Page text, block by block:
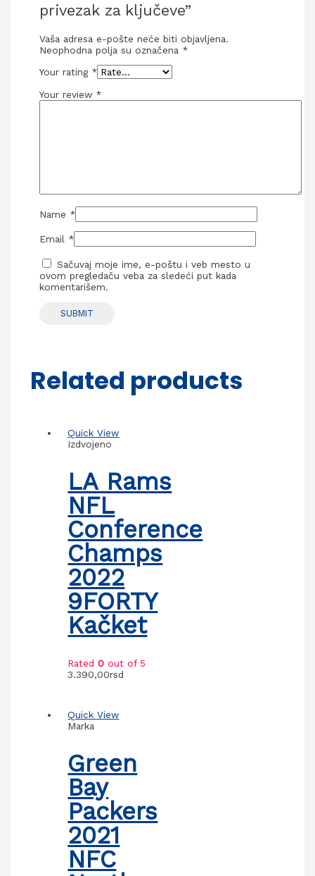
privezak za ključeve”
Vaša adresa e-pošte neće biti objavljena.
Neophodna polja su označena *
Your rating *
Your review *
Name *
Email *
Sačuvaj moje ime, e-poštu i veb mesto u
ovom pregledaču veba za sledeći put kada
komentarišem.
Related products
Quick View
Izdvojeno
LA Rams
NFL
Conference
Champs
2022
9FORTY
Kačket
Rated0 out of 5
3.390,00rsd
Quick View
Marka
Green
Bay
Packers
2021
NFC